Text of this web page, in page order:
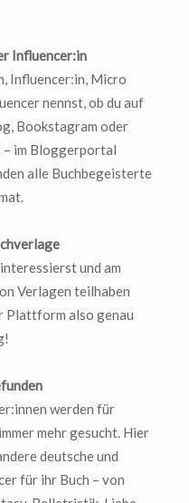
Influencer:in
Influencer:in, Micro
nennst, ob du auf
Bookstagram oder
im Bloggerportal
alle Buchbegeisterte
und am
Verlagen teilhaben
Plattform also genau
werden für
mehr gesucht. Hier
deutsche und
für ihr Buch – von